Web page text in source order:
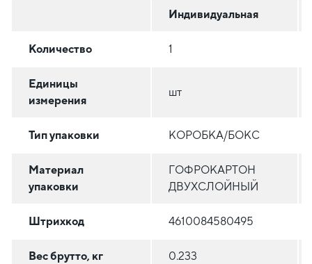
Индивидуальная
Количество 1
Единицы
измерения
шт
Тип упаковки КОРОБКА/БОКС
Материал
упаковки
ГОФРОКАРТОН
ДВУХСЛОЙНЫЙ
Штрихкод 4610084580495
Вес брутто, кг 0.233